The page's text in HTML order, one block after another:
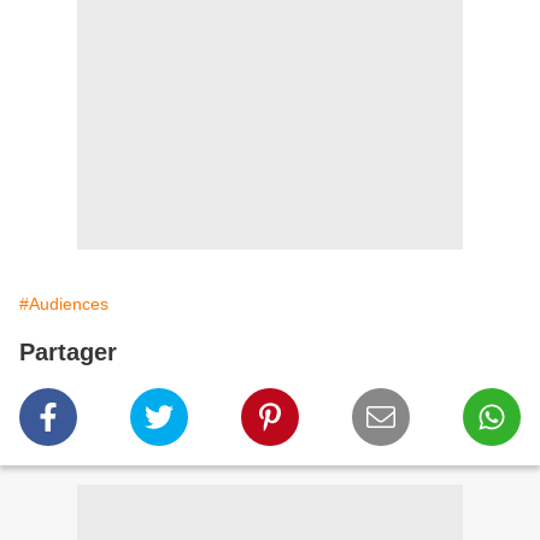
#Audiences
Partager